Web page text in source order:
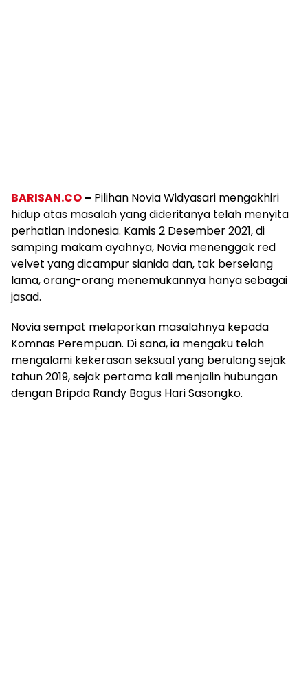
BARISAN.CO– Pilihan Novia Widyasari mengakhiri
hidup atas masalah yang dideritanya telah menyita
perhatian Indonesia. Kamis 2 Desember 2021, di
samping makam ayahnya, Novia menenggak red
velvet yang dicampur sianida dan, tak berselang
lama, orang-orang menemukannya hanya sebagai
jasad.
Novia sempat melaporkan masalahnya kepada
Komnas Perempuan. Di sana, ia mengaku telah
mengalami kekerasan seksual yang berulang sejak
tahun 2019, sejak pertama kali menjalin hubungan
dengan Bripda Randy Bagus Hari Sasongko.